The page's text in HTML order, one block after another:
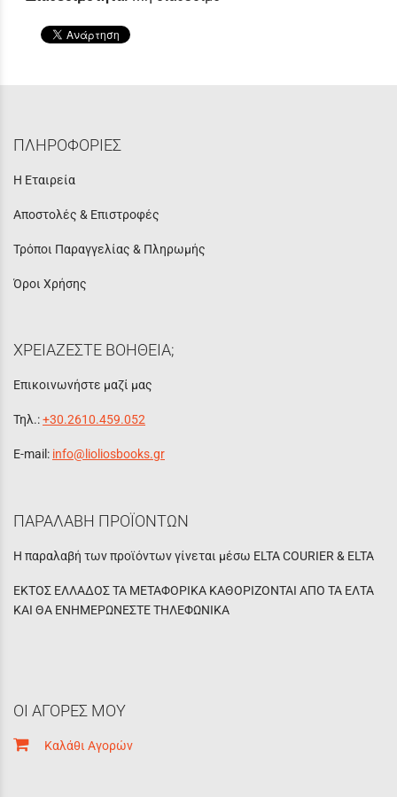
ΠΛΗΡΟΦΟΡΙΕΣ
Η Εταιρεία
Αποστολές & Επιστροφές
Τρόποι Παραγγελίας & Πληρωμής
Όροι Χρήσης
ΧΡΕΙΑΖΕΣΤΕ ΒΟΗΘΕΙΑ;
Επικοινωνήστε μαζί μας
Τηλ.:+30.2610.459.052
E-mail: info@lioliosbooks.gr
ΠΑΡΑΛΑΒΗ ΠΡΟΪΟΝΤΩΝ
Η παραλαβή των προϊόντων γίνεται μέσω ELTA COURIER & ELTA
ΕΚΤΟΣ ΕΛΛΑΔΟΣ ΤΑ ΜΕΤΑΦΟΡΙΚΑ ΚΑΘΟΡΙΖΟΝΤΑΙ ΑΠΟ ΤΑ ΕΛΤΑ
ΚΑΙ ΘΑ ΕΝΗΜΕΡΩΝΕΣΤΕ ΤΗΛΕΦΩΝΙΚΑ
ΟΙ ΑΓΟΡΕΣ ΜΟΥ
Καλάθι Αγορών